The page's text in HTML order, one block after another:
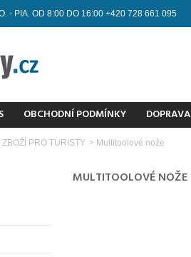
- PIA. OD 8:00 DO 16:00 +420 728 661 095
OBCHODNÍ PODMÍNKY DOPRAVA
ZBOŽÍ PRO TURISTY > Multitoolové nože
MULTITOOLOVÉ NOŽE